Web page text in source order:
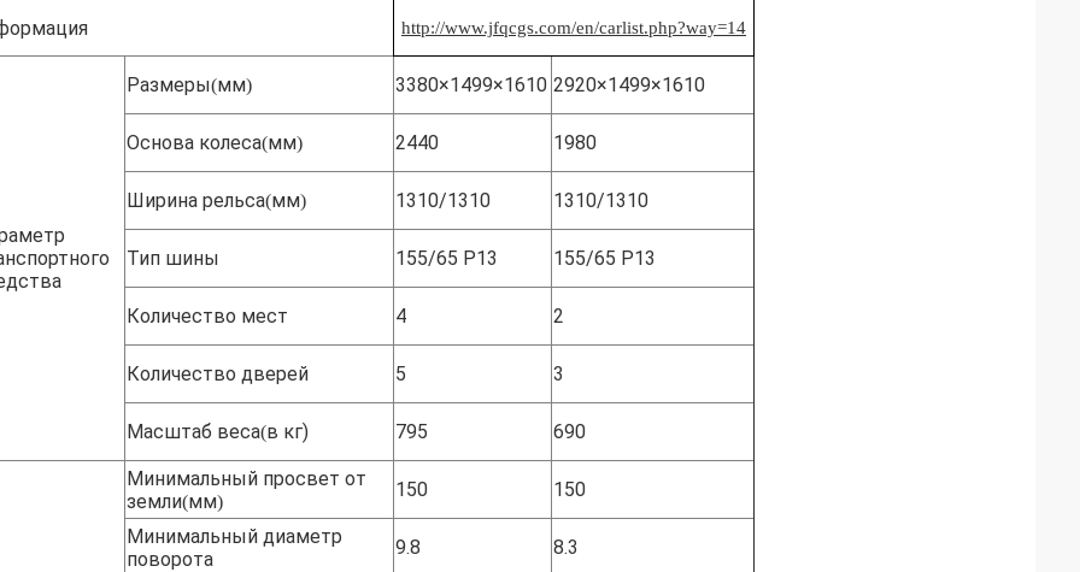
http://www.jfqcgs.com/en/carlist.php?way=14
Размеры(мм) 3380×1499×1610 2920×1499×1610
Основа колеса(мм) 2440 1980
Ширина рельса(мм) 1310/1310 1310/1310
Тип шины 155/65 Р13 155/65 Р13
Количество мест 4 2
Количество дверей 5 3
Масштаб веса(в кг) 795 690
Минимальный просвет от
земли(мм)
150 150
Минимальный диаметр
поворота
9.8 8.3